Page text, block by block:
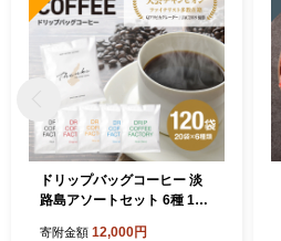
ドリップバッグコーヒー 淡
路島アソートセット 6種 120
寄附金額 12,000円